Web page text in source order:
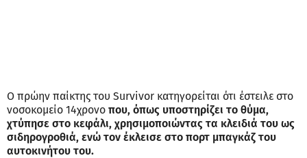
Ο πρώην παίκτης του Survivor κατηγορείται ότι έστειλε στο
νοσοκομείο 14χρονο που, όπως υποστηρίζει το θύμα,
χτύπησε στο κεφάλι, χρησιμοποιώντας τα κλειδιά του ως
σιδηρογροθιά, ενώ τον έκλεισε στο πορτ μπαγκάζ του
αυτοκινήτου του.